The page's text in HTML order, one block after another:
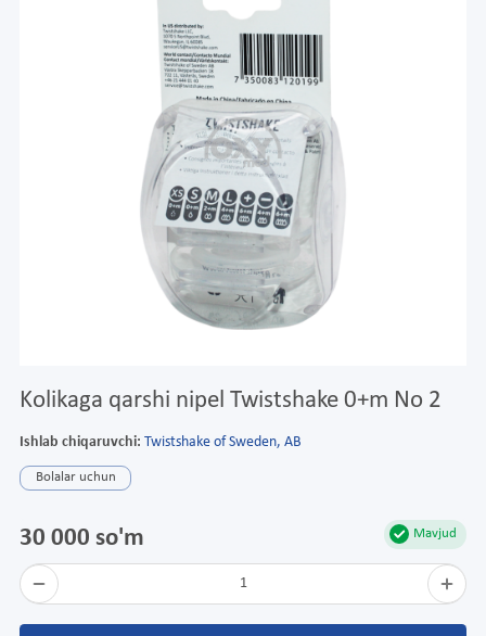
Kolikaga qarshi nipel Twistshake 0+m No 2
Ishlab chiqaruvchi: Twistshake of Sweden, AB
Bolalar uchun
Mavjud
30 000 so'm
1